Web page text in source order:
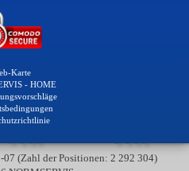
Karte
- HOME
(Zahl der Positionen: 2 292 304)